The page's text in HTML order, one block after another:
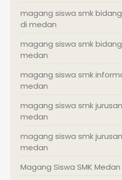
magang siswa smk
di medan
magang siswa smk
medan
magang siswa smk
medan
magang siswa smk
medan
magang siswa smk
medan
Magang Siswa SMK Medan